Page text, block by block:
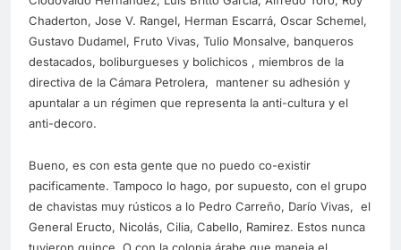
Chaderton, Jose V. Rangel, Herman Escarrá, Oscar Schemel,
Gustavo Dudamel, Fruto Vivas, Tulio Monsalve, banqueros
destacados, boliburgueses y bolichicos , miembros de la
directiva de la Cámara Petrolera, mantener su adhesión y
apuntalar a un régimen que representa la anti-cultura y el
anti-decoro.
Bueno, es con esta gente que no puedo co-existir
pacificamente. Tampoco lo hago, por supuesto, con el grupo
de chavistas muy rústicos a lo Pedro Carreño, Darío Vivas, el
General Eructo, Nicolás, Cilia, Cabello, Ramirez. Estos nunca